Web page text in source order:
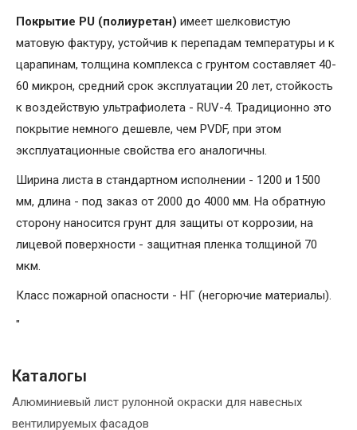
Покрытие PU (полиуретан) имеет шелковистую
матовую фактуру, устойчив к перепадам температуры и к
царапинам, толщина комплекса с грунтом составляет 40-
60 микрон, средний срок эксплуатации 20 лет, стойкость
к воздействую ультрафиолета - RUV-4. Традиционно это
покрытие немного дешевле, чем PVDF, при этом
эксплуатационные свойства его аналогичны.
Ширина листа в стандартном исполнении - 1200 и 1500
мм, длина - под заказ от 2000 до 4000 мм. На обратную
сторону наносится грунт для защиты от коррозии, на
лицевой поверхности - защитная пленка толщиной 70
мкм.
Класс пожарной опасности - НГ (негорючие материалы).
"
Каталогы
Алюминиевый лист рулонной окраски для навесных
вентилируемых фасадов